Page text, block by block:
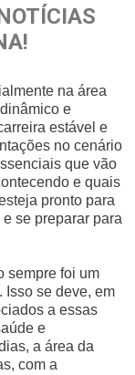
na área
e
estável e
no cenário
que vão
e quais
pronto para
se preparar para
sempre foi um
Isso se deve, em
a essas
e
a área da
com a